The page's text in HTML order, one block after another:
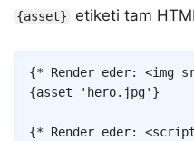
{asset} etiketi tam
{* Render eder: <img
{asset 'hero.jpg' }
{* Render eder: